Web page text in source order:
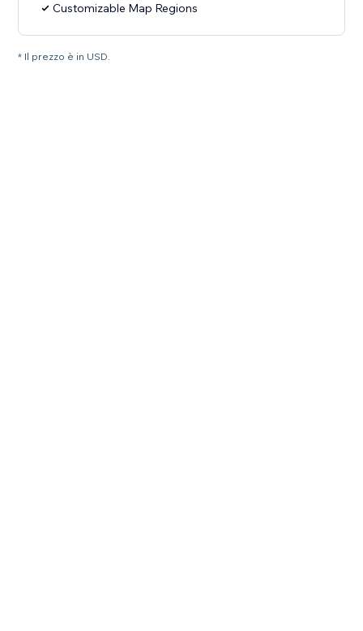
Customizable Map Regions
* Il prezzo è in USD.